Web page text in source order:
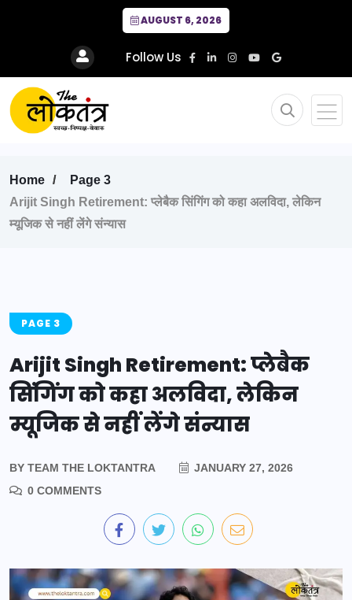
AUGUST 6, 2026
Follow Us
Home
Page 3
Arijit Singh Retirement: प्लेबैक सिंगिंग को कहा अलविदा, लेकिन
म्यूजिक से नहीं लेंगे संन्यास
PAGE 3
Arijit Singh Retirement: प्लेबैक
सिंगिंग को कहा अलविदा, लेकिन
म्यूजिक से नहीं लेंगे संन्यास
BY TEAM THE LOKTANTRA
JANUARY 27, 2026
0 COMMENTS